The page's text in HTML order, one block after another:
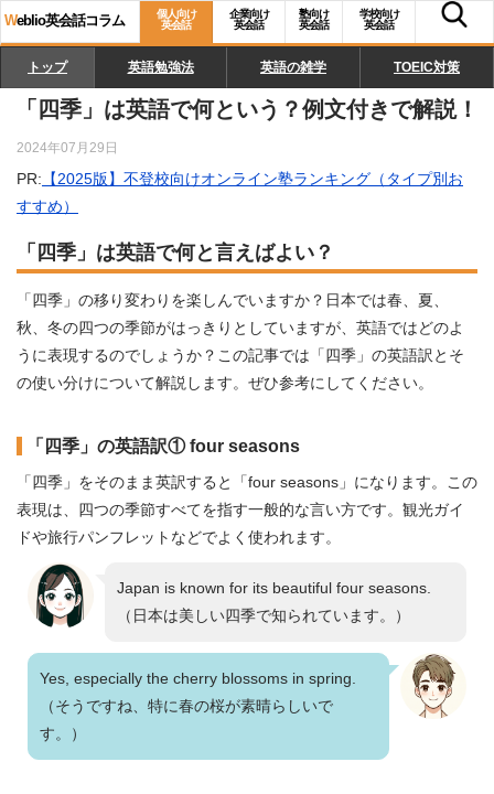
Weblio英会話コラム
個人向け
英会話
企業向け
英会話
塾向け
英会話
学校向け
英会話
トップ 英語勉強法 英語の雑学 TOEIC対策
「四季」は英語で何という？例文付きで解説！
2024年07月29日
PR: 【2025版】不登校向けオンライン塾ランキング（タイプ別お
すすめ）
「四季」は英語で何と言えばよい？
「四季」の移り変わりを楽しんでいますか？日本では春、夏、
秋、冬の四つの季節がはっきりとしていますが、英語ではどのよ
うに表現するのでしょうか？この記事では「四季」の英語訳とそ
の使い分けについて解説します。ぜひ参考にしてください。
「四季」の英語訳① four seasons
「四季」をそのまま英訳すると「four seasons」になります。この
表現は、四つの季節すべてを指す一般的な言い方です。観光ガイ
ドや旅行パンフレットなどでよく使われます。
Japan is known for its beautiful four seasons.
（日本は美しい四季で知られています。）
Yes, especially the cherry blossoms in spring.
（そうですね、特に春の桜が素晴らしいで
す。）